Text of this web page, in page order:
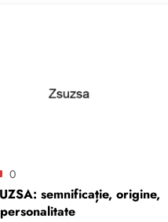
0
semnificație, origine,